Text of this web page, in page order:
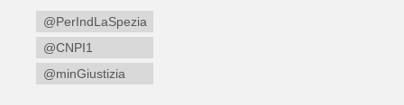
@PerIndLaSpezia
@CNPI1
@minGiustizia